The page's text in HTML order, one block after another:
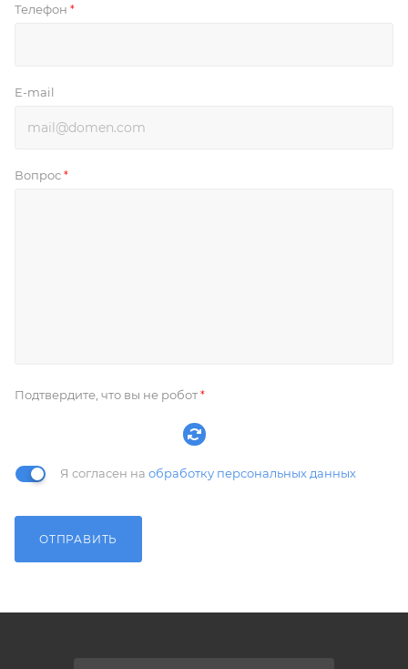
Телефон *
E-mail
Вопрос *
Подтвердите, что вы не робот *
Я согласен на обработку персональных данных
ОТПРАВИТЬ